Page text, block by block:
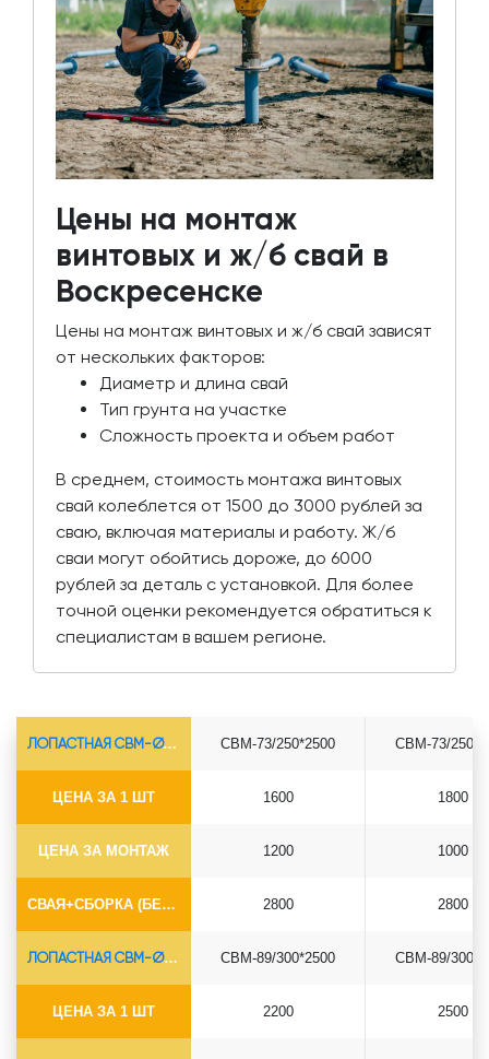
Цены на монтаж
винтовых и ж/б свай в
Воскресенске
Цены на монтаж винтовых и ж/б свай зависят
от нескольких факторов:
Диаметр и длина свай
Тип грунта на участке
Сложность проекта и объем работ
В среднем, стоимость монтажа винтовых
свай колеблется от 1500 до 3000 рублей за
сваю, включая материалы и работу. Ж/б
сваи могут обойтись дороже, до 6000
рублей за деталь с установкой. Для более
точной оценки рекомендуется обратиться к
специалистам в вашем регионе.
ЛОПАСТНАЯ СВМ-Ø73*5.5
ЦЕНА ЗА 1 ШТ
ЦЕНА ЗА МОНТАЖ
СВАЯ+СБОРКА (БЕЗ ОГОЛОВКА)
СВМ-73/250*2500
1600
1200
2800
СВМ-73/
1800
1000
2800
ЛОПАСТНАЯ СВМ-Ø89*6.5
ЦЕНА ЗА 1 ШТ
СВМ-89/300*2500
2200
СВМ-89/
2500